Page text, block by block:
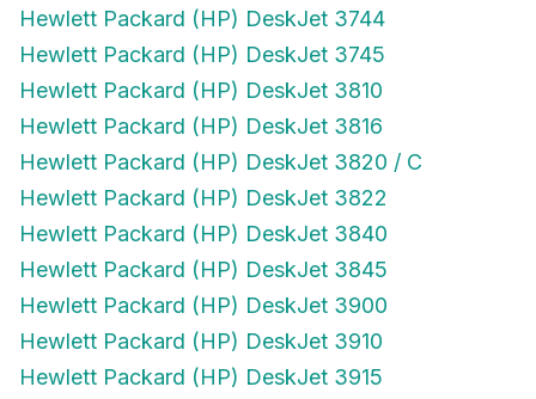
Hewlett Packard (HP) DeskJet 3744
Hewlett Packard (HP) DeskJet 3745
Hewlett Packard (HP) DeskJet 3810
Hewlett Packard (HP) DeskJet 3816
Hewlett Packard (HP) DeskJet 3820 / C
Hewlett Packard (HP) DeskJet 3822
Hewlett Packard (HP) DeskJet 3840
Hewlett Packard (HP) DeskJet 3845
Hewlett Packard (HP) DeskJet 3900
Hewlett Packard (HP) DeskJet 3910
Hewlett Packard (HP) DeskJet 3915